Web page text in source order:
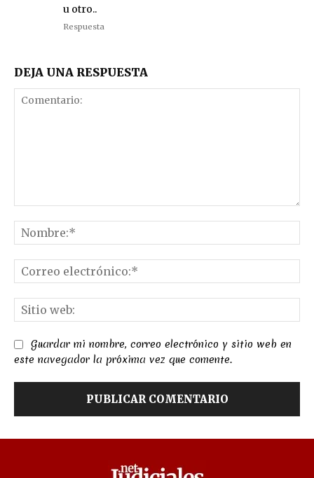
u otro..
Respuesta
DEJA UNA RESPUESTA
Guardar mi nombre, correo electrónico y sitio web en
este navegador la próxima vez que comente.